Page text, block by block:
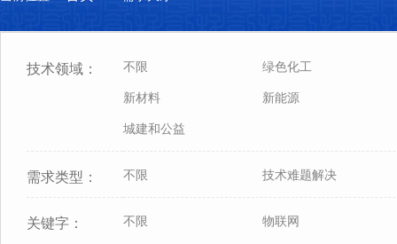
技术领域： 不限 绿色化工
新材料 新能源
城建和公益
需求类型： 不限 技术难题解决
关键字： 不限 物联网